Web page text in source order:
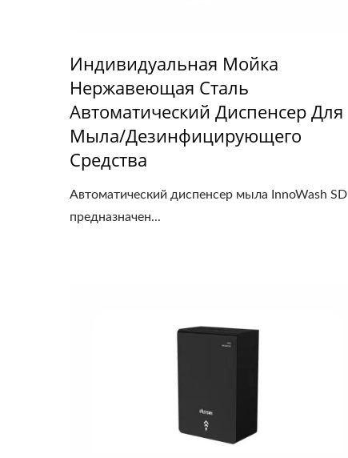
Индивидуальная Мойка
Нержавеющая Сталь
Автоматический Диспенсер Для
Мыла/дезинфицирующего
Средства
Автоматический диспенсер мыла InnoWash SD
предназначен...